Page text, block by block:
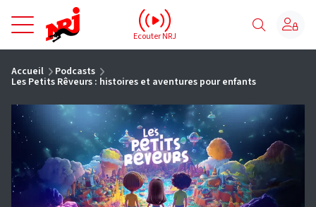
NRJ - Accueil
Ecouter NRJ
Accueil Podcasts
Les Petits Rêveurs : histoires et aventures pour enfants